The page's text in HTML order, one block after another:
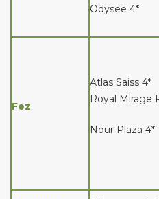
Odysee 4*
Fez
Atlas Saiss 4*
Royal Mirage
Nour Plaza 4*